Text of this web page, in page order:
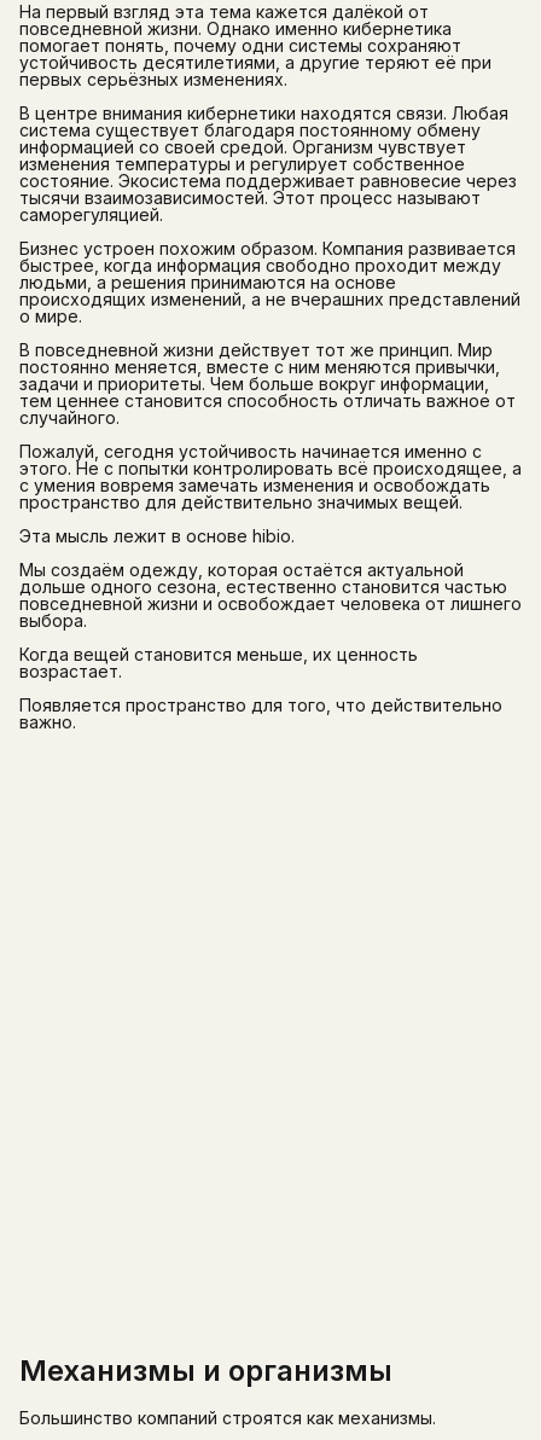
На первый взгляд эта тема кажется далёкой от
повседневной жизни. Однако именно кибернетика
помогает понять, почему одни системы сохраняют
устойчивость десятилетиями, а другие теряют её при
первых серьёзных изменениях.
В центре внимания кибернетики находятся связи. Любая
система существует благодаря постоянному обмену
информацией со своей средой. Организм чувствует
изменения температуры и регулирует собственное
состояние. Экосистема поддерживает равновесие через
тысячи взаимозависимостей. Этот процесс называют
саморегуляцией.
Бизнес устроен похожим образом. Компания развивается
быстрее, когда информация свободно проходит между
людьми, а решения принимаются на основе
происходящих изменений, а не вчерашних представлений
о мире.
В повседневной жизни действует тот же принцип. Мир
постоянно меняется, вместе с ним меняются привычки,
задачи и приоритеты. Чем больше вокруг информации,
тем ценнее становится способность отличать важное от
случайного.
Пожалуй, сегодня устойчивость начинается именно с
этого. Не с попытки контролировать всё происходящее, а
с умения вовремя замечать изменения и освобождать
пространство для действительно значимых вещей.
Эта мысль лежит в основе hibio.
Мы создаём одежду, которая остаётся актуальной
дольше одного сезона, естественно становится частью
повседневной жизни и освобождает человека от лишнего
выбора.
Когда вещей становится меньше, их ценность
возрастает.
Появляется пространство для того, что действительно
важно.
Механизмы и организмы
Большинство компаний строятся как механизмы.